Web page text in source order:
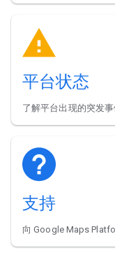
平台状态
了解平台出现的突发事
支持
向 Google Maps